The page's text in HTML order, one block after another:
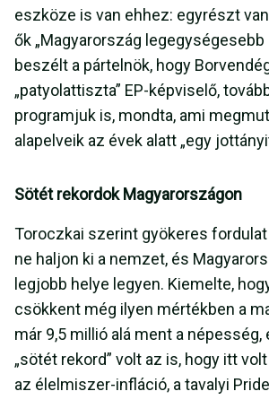
eszköze is van ehhez: egyrészt
ők „Magyarország legegységesebb
beszélt a pártelnök, hogy
„patyolattiszta” EP-képviselő,
programjuk is, mondta, ami
alapelveik az évek alatt „egy
Sötét rekordok Magyarországon
Toroczkai szerint gyökeres
ne haljon ki a nemzet, és
legjobb helye legyen. Kiemelte,
csökkent még ilyen mértékben a
már 9,5 millió alá ment a
„sötét rekord” volt az is, hogy itt
az élelmiszer-infláció, a tavalyi